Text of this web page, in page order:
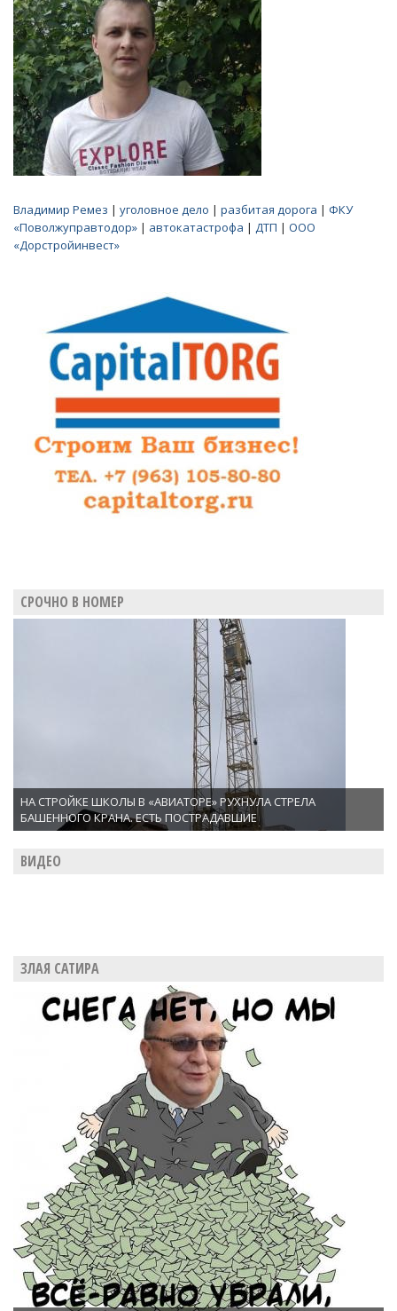
Владимир Ремез | уголовное дело | разбитая дорога | ФКУ
«Поволжуправтодор» | автокатастрофа | ДТП | ООО
«Дорстройинвест»
СРОЧНО В НОМЕР
НА СТРОЙКЕ ШКОЛЫ В «АВИАТОРЕ» РУХНУЛА СТРЕЛА
БАШЕННОГО КРАНА. ЕСТЬ ПОСТРАДАВШИЕ
ВИДЕО
ЗЛАЯ САТИРА